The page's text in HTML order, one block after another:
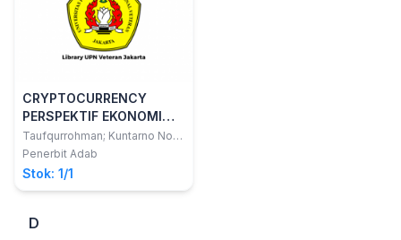
CRYPTOCURRENCY
PERSPEKTIF EKONOMI
SYARIAH
Taufqurrohman; Kuntarno Noor
Aflah
Penerbit Adab
Stok: 1/1
D